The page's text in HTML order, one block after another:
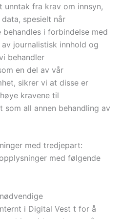
unntak fra krav om innsyn,
spesielt når
behandles i forbindelse med
journalistisk innhold og
behandler
en del av vår
sikrer vi at disse er
kravene til
som all annen behandling av
med tredjepart:
med følgende
i Digital Vest t for å